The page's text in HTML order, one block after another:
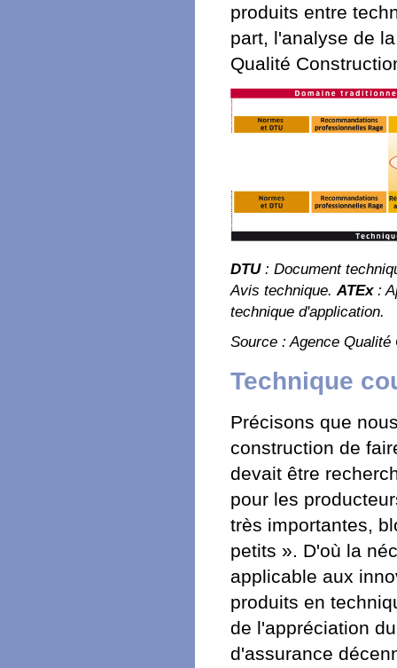
produits entre
part, l'analyse de
Qualité
DTU: Document
Avis technique. ATEx:
technique d'application.
Source : Agence Qualité
Technique
Précisons que
construction de
devait être
pour les
très importantes,
petits ». D'où la
applicable aux
produits en
de l'appréciation
d'assurance